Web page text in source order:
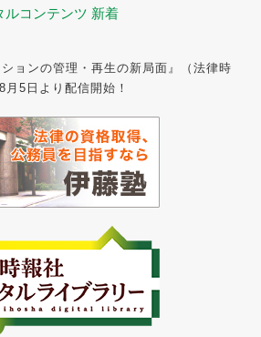
ルコンテンツ 新着
ションの管理・再生の新局面』（法律時
5日より配信開始！